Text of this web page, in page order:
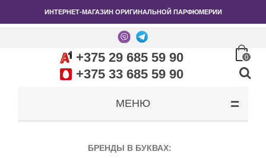
ИНТЕРНЕТ-МАГАЗИН ОРИГИНАЛЬНОЙ ПАРФЮМЕРИИ
+375 29 685 59 90
+375 33 685 59 90
0
МЕНЮ
БРЕНДЫ В БУКВАХ: